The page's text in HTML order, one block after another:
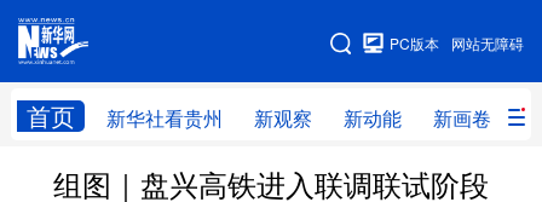
网站无障碍
PC版本
首页 新华社看贵州 新观察 新动能 新画卷
网站地图
新华社看贵州 新观察 新动能 新画卷
组图｜盘兴高铁进入联调联试阶段